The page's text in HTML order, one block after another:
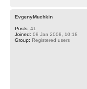
EvgenyMuchkin
Posts: 41
Joined: 09 Jan 2008, 10:18
Group: Registered users